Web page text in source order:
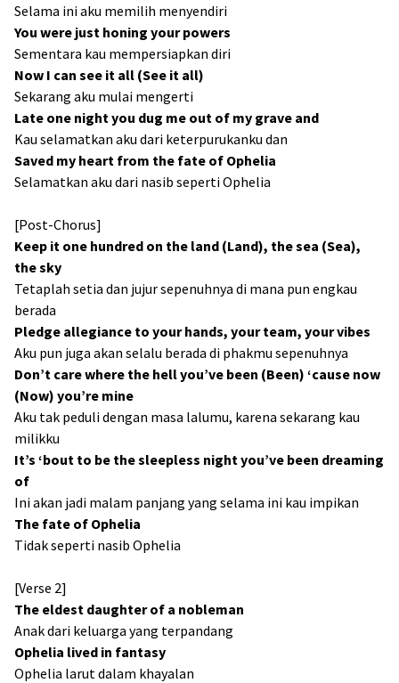
Selama ini aku memilih menyendiri
You were just honing your powers
Sementara kau mempersiapkan diri
Now I can see it all (See it all)
Sekarang aku mulai mengerti
Late one night you dug me out of my grave and
Kau selamatkan aku dari keterpurukanku dan
Saved my heart from the fate of Ophelia
Selamatkan aku dari nasib seperti Ophelia
[Post-Chorus]
Keep it one hundred on the land (Land), thе sea (Sea),
the sky
Tetaplah setia dan jujur sepenuhnya di mana pun engkau
berada
Pledge allegiance to your hands, your team, your vibes
Aku pun juga akan selalu berada di phakmu sepenuhnya
Don’t care where the hell you’ve been (Been) ‘cause now
(Now) you’re mine
Aku tak peduli dengan masa lalumu, karena sekarang kau
milikku
It’s ‘bout to be the sleepless night you’ve been dreaming
of
Ini akan jadi malam panjang yang selama ini kau impikan
The fate of Ophelia
Tidak seperti nasib Ophelia
[Verse 2]
The eldest daughter of a nobleman
Anak dari keluarga yang terpandang
Ophelia lived in fantasy
Ophelia larut dalam khayalan